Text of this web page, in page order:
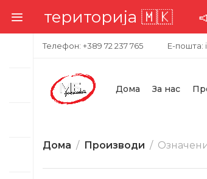
🇲🇰📣
Телефон: +389 72 237 765 Е-пошта:
Дома За нас
Дома Производи